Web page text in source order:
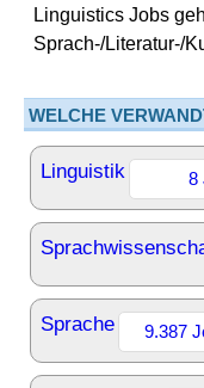
Linguistics Jobs
Sprach-/Literatur-/
WELCHE
Linguistik 8
Sprache 9.387